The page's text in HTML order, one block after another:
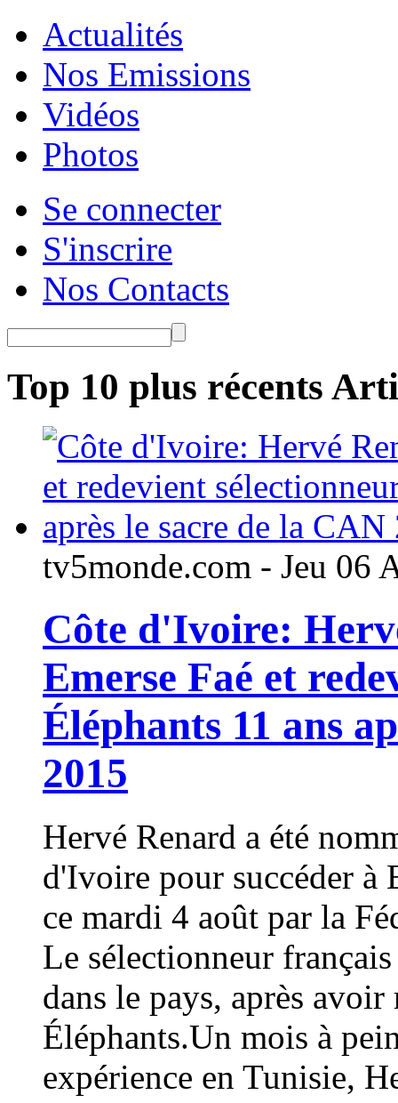
Actualités
Nos Emissions
Vidéos
Photos
Se connecter
S'inscrire
Nos Contacts
Top 10 plus récents
tv5monde.com - Jeu 06
Côte d'Ivoire:
Emerse Faé et
Éléphants 11 ans
2015
Hervé Renard a été
d'Ivoire pour succéder à
ce mardi 4 août par la
Le sélectionneur
dans le pays, après
Éléphants.Un mois à
expérience en Tunisie,